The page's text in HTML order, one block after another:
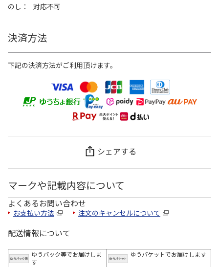
のし
対応不可
決済方法
下記の決済方法がご利用頂けます。
シェアする
マークや記載内容について
よくあるお問い合わせ
お支払い方法 注文のキャンセルについて
配送情報について
ゆうパック等でお届けしま
す
ゆうパケットでお届けします